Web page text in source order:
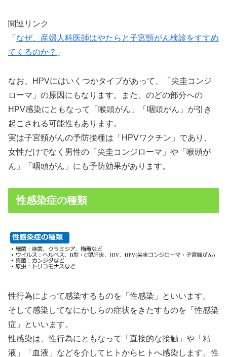
関連リンク
「 なぜ、産婦人科医師はやたらと子宮頸がん検診をすすめ
てくるのか？ 」
なお、HPVにはいくつかタイプがあって、「尖圭コンジ
ローマ」の原因にもなります。また、のどの部分への
HPV感染にともなって「喉頭がん」「咽頭がん」が引き
起こされる可能性もあります。
実は子宮頸がんの予防接種は「HPVワクチン」であり、
女性だけでなく男性の「尖圭コンジローマ」や「喉頭が
ん」「咽頭がん」にも予防効果があります。
性感染症の種類
性行為によって感染するものを「性感染」といいます。
そして感染してなにかしらの症状をきたすものを「性感染
症」といいます。
性感染は、性行為にともなって「直接的な接触」や「粘
液」「血液」などを介してヒトからヒトへ感染します。性